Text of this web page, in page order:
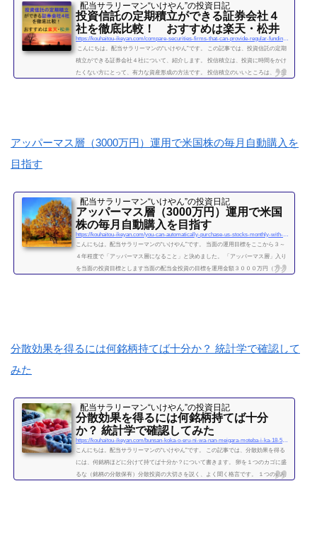
配当サラリーマン“いけやん”の投資日記 ​
投資信託の定期積立ができる証券会社４
社を徹底比較！ おすすめは楽天・松井
https://kouhaitou-ikeyan.com/compare-securities-firms-that-can-provide-regular-funding-for-mutual-funds
こんにちは。配当サラリーマンの“いけやん”です。 この記事では、投資信託の定期
積立ができる証券会社４社について、紹介します。 投信積立は、投資に時間をかけ
たくない方にとって、有力な資産形成の方法です。 投信積立のいいところは、一度
続きを読む
アッパーマス層（3000万円）運用で米国株の毎月自動購入を
目指す
配当サラリーマン“いけやん”の投資日記 ​
アッパーマス層（3000万円）運用で米国
株の毎月自動購入を目指す
https://kouhaitou-ikeyan.com/you-can-automatically-purchase-us-stocks-monthly-with-upper-mass-management
こんにちは。配当サラリーマンの“いけやん”です。 当面の運用目標をここから３～
４年程度で「アッパーマス層になること」と決めました。 「アッパーマス層」入り
を当面の投資目標とします当面の配当金投資の目標を運用金額３０００万円（アッ
分散効果を得るには何銘柄持てば十分か？ 統計学で確認して
みた
配当サラリーマン“いけやん”の投資日記 ​
分散効果を得るには何銘柄持てば十分
か？ 統計学で確認してみた
https://kouhaitou-ikeyan.com/bunsan-koka-o-eru-ni-wa-nan-meigara-moteba-i-ka-18-5000-how-many-stocks-should-i-have-for-the-diversification-effect
こんにちは。配当サラリーマンの“いけやん”です。 この記事では、分散効果を得る
には、何銘柄ほどに分けて持てば十分か？について書きます。 卵を１つのカゴに盛
るな（銘柄の分散保有）分散投資の大切さを説く、よく聞く格言です。 １つの銘柄